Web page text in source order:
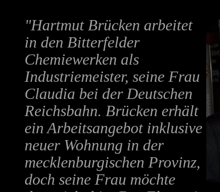
"Hartmut Brücken arbeitet
in den Bitterfelder
Chemiewerken als
Industriemeister, seine Frau
Claudia bei der Deutschen
Reichsbahn. Brücken erhält
ein Arbeitsangebot inklusive
neuer Wohnung in der
mecklenburgischen Provinz,
doch seine Frau möchte